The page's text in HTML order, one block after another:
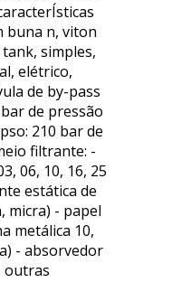
buna n, viton
simples,
elétrico,
de by-pass
de pressão
210 bar de
filtrante: -
06, 10, 16, 25
estática de
micra) - papel
metálica 10,
- absorvedor
outras